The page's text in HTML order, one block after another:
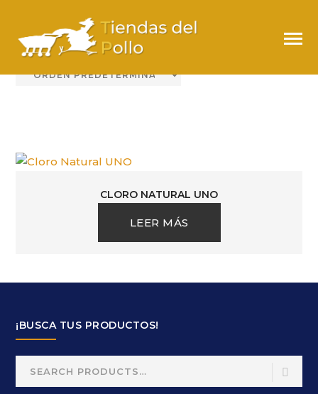
UNO
CLORO NATURAL UNO
LEER MÁS
¡BUSCA TUS PRODUCTOS!